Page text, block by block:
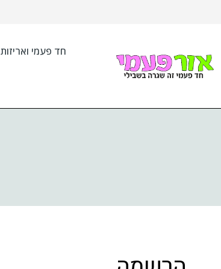
חד פעמי ואריזות